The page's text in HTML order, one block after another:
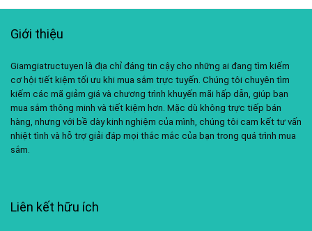
Giới thiệu
Giamgiatructuyen là địa chỉ đáng tin cậy cho những ai đang tìm kiếm
cơ hội tiết kiệm tối ưu khi mua sắm trực tuyến. Chúng tôi chuyên tìm
kiếm các mã giảm giá và chương trình khuyến mãi hấp dẫn, giúp bạn
mua sắm thông minh và tiết kiệm hơn. Mặc dù không trực tiếp bán
hàng, nhưng với bề dày kinh nghiệm của mình, chúng tôi cam kết tư vấn
nhiệt tình và hỗ trợ giải đáp mọi thắc mắc của bạn trong quá trình mua
sắm.
Liên kết hữu ích